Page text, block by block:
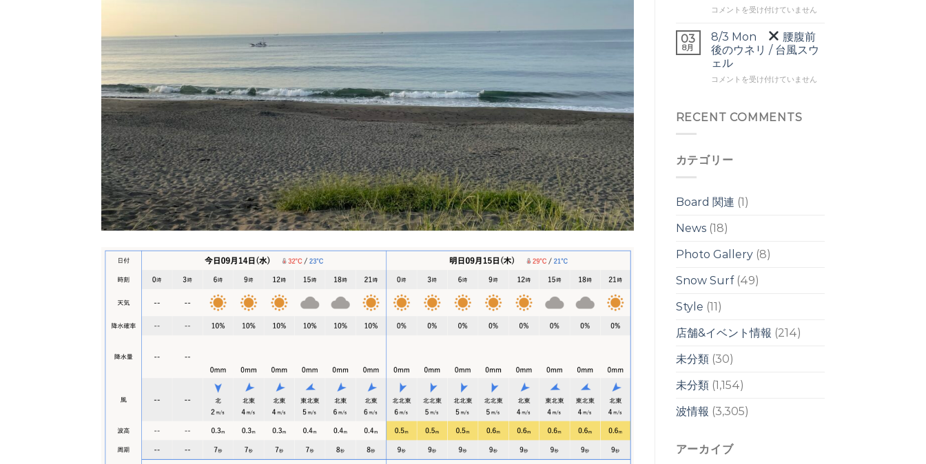
バ
ヘ
ッ
ド
の
ワ
ブ
は
8/4
▼
頭
前
後
の
ド
ク
コメントを受け付けていません
03
8月
8/3 Mon
腰腹前
後のウネリ / 台風スウ
ェル
8/3
腰
の
リ
/
風
ウ
ル
コメントを受け付けていません
RECENT COMMENTS
カテゴリー
Board 関連 (1)
News(18)
Photo Gallery(8)
Snow Surf(49)
Style (11)
店舗&イベント情報 (214)
未分類(30)
未分類(1,154)
波情報 (3,305)
アーカイブ